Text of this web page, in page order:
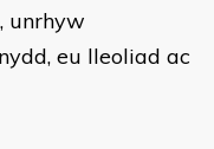
unrhyw
eu lleoliad ac